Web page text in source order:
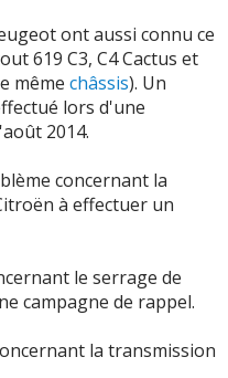
(+)
plus embrayage
fusible du à une fuite
(+)
km, récidive de la
cours de discussion
- Une bat ...Lire la suite
d'air turbo. -
ans.(+)
ont aussi connu ce
619 C3, C4 Cactus et
même châssis). Un
lors d'une
2014.
concernant la
à effectuer un
le serrage de
campagne de rappel.
la transmission